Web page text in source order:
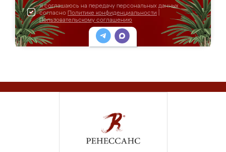
Я соглашаюсь на передачу персональных данных
согласно Политике конфиденциальности
Пользовательскому соглашению